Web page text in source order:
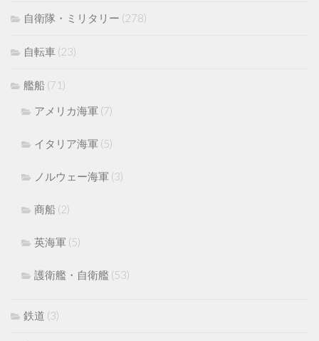
自衛隊・ミリタリー (278)
自転車 (23)
艦船 (71)
アメリカ海軍 (7)
イタリア海軍 (5)
ノルウェー海軍 (3)
商船 (2)
英海軍 (5)
護衛艦・自衛艦 (53)
鉄道 (3)